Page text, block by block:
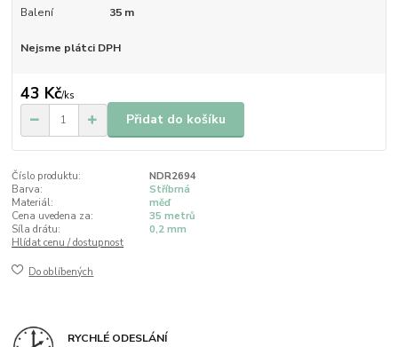
Balení
35 m
Nejsme plátci DPH
43 Kč/ks
Přidat do košíku
Číslo produktu:
NDR2694
Barva:
Stříbrná
Materiál:
měď
Cena uvedena za:
35 metrů
Síla drátu:
0,2 mm
Hlídat cenu / dostupnost
Do oblíbených
RYCHLÉ ODESLÁNÍ